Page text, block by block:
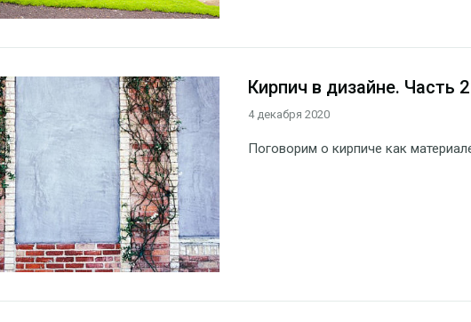
Кирпич в дизайне. Часть 2
4 декабря 2020
Поговорим о кирпиче как